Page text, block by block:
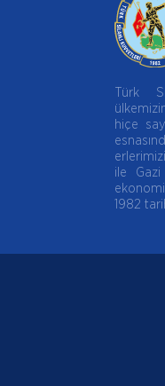
Türk
hiçe
ile
1982